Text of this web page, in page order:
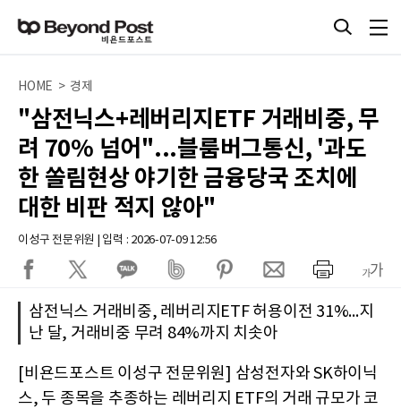
HOME > 경제
"삼전닉스+레버리지ETF 거래비중, 무
려 70% 넘어"...블룸버그통신, '과도
한 쏠림현상 야기한 금융당국 조치에
대한 비판 적지 않아"
이성구 전문위원 | 입력 : 2026-07-09 12:56
삼전닉스 거래비중, 레버리지ETF 허용이전 31%...지
난 달, 거래비중 무려 84%까지 치솟아
[비욘드포스트 이성구 전문위원] 삼성전자와 SK하이닉
스, 두 종목을 추종하는 레버리지 ETF의 거래 규모가 코